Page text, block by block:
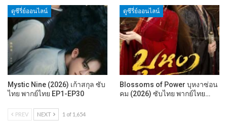
ดูซีรี่ย์ออนไลน์
Mystic Nine (2026) เก้าสกุล ซับ
ไทย พากย์ไทย EP1-EP30
ดูซีรี่ย์ออนไลน์
Blossoms of Power บุหงาซ่อน
คม (2026) ซับไทย พากย์ไทย…
PREV NEXT 1 of 1,654